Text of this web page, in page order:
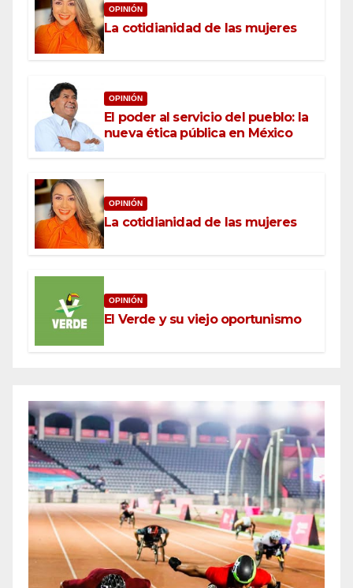
OPINIÓN
La cotidianidad de las mujeres
OPINIÓN
El poder al servicio del pueblo: la
nueva ética pública en México
OPINIÓN
La cotidianidad de las mujeres
OPINIÓN
El Verde y su viejo oportunismo